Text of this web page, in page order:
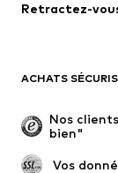
Manteaux
Occasions
Remise à neuf
Retractez-
ACHATS
Nos
bien"
Vos